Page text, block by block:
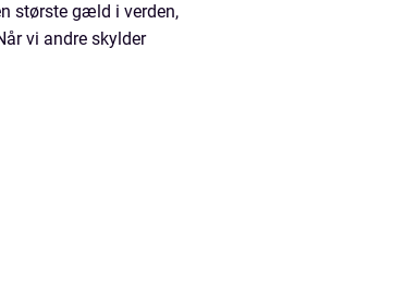
største gæld i verden,
vi andre skylder